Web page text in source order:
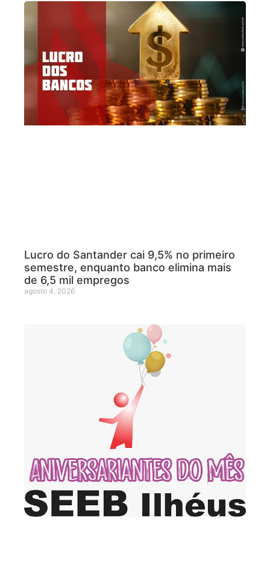
Lucro do Santander cai 9,5% no primeiro
semestre, enquanto banco elimina mais
de 6,5 mil empregos
agosto 4, 2026